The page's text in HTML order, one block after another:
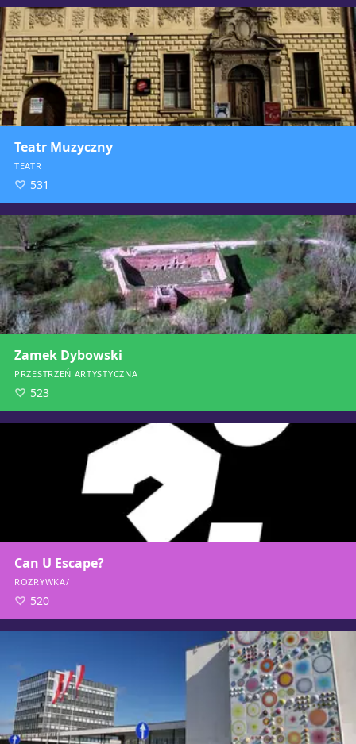
Teatr Muzyczny
TEATR
531
Zamek Dybowski
PRZESTRZEŃ ARTYSTYCZNA
523
Can U Escape?
ROZRYWKA/
520